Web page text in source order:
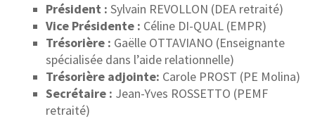
Président : Sylvain REVOLLON (DEA retraité)
Vice Présidente : Céline DI-QUAL (EMPR)
Trésorière : Gaëlle OTTAVIANO (Enseignante
spécialisée dans l’aide relationnelle)
Trésorière adjointe: Carole PROST (PE Molina)
Secrétaire : Jean-Yves ROSSETTO (PEMF
retraité)